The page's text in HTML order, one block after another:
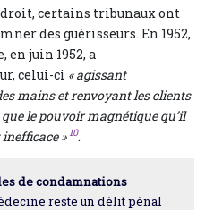
certains tribunaux ont
des guérisseurs. En 1952,
en juin 1952, a
celui-ci « agissant
mains et renvoyant les clients
le pouvoir magnétique qu’il
» 10.
de condamnations
reste un délit pénal